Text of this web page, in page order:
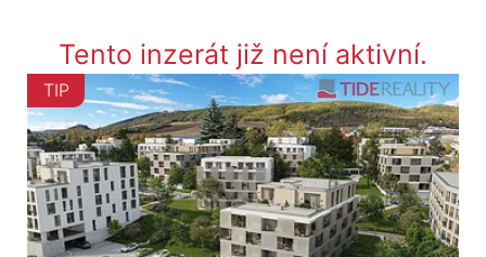
Tento inzerát již není aktivní.
TIP